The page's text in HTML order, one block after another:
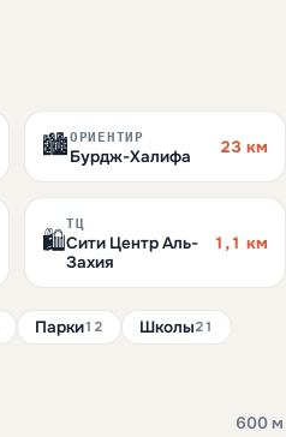
🏙️ОРИЕНТИР
Бурдж-Халифа 23 км
🛍️
ТЦ
Сити Центр Аль-
Захия
1,1 км
Парки12 Школы21
600 м